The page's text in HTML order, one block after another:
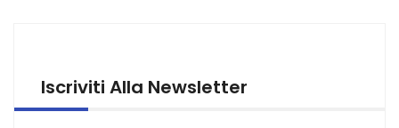
Iscriviti Alla Newsletter